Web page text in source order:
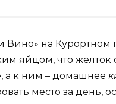
на Курортном
яйцом, что желток
а к ним – домашнее
место за день,